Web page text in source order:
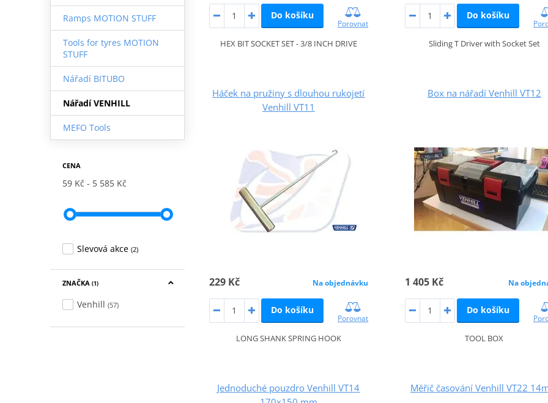
Ramps MOTION STUFF
Tools for tyres MOTION
STUFF
Nářadí BITUBO
Nářadí VENHILL
MEFO Tools
CENA
59 Kč 5 585 Kč
Slevová akce (2)
ZNAČKA (1)
Venhill (57)
Do košíku
Porovnat
HEX BIT SOCKET SET - 3/8 INCH DRIVE
Do košíku
Sliding T Driver with Socket Set
Háček na pružiny s dlouhou rukojetí
Venhill VT11
229 Kč Na objednávku
Do košíku
Porovnat
LONG SHANK SPRING HOOK
Box na nářadí Venhill VT12
1 405 Kč Na
Do košíku
TOOL BOX
Jednoduché pouzdro Venhill VT14
Měřič časování Venhill VT22